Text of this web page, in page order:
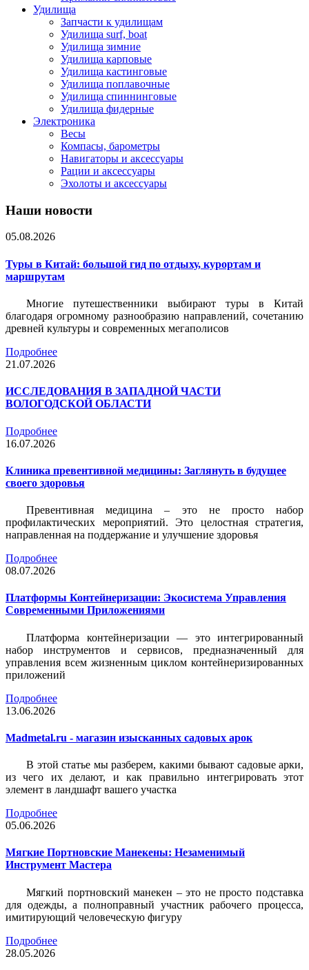
Удилища
Запчасти к удилищам
Удилища surf, boat
Удилища зимние
Удилища карповые
Удилища кастинговые
Удилища поплавочные
Удилища спиннинговые
Удилища фидерные
Электроника
Весы
Компасы, барометры
Навигаторы и аксессуары
Рации и аксессуары
Эхолоты и аксессуары
Наши новости
05.08.2026
Туры в Китай: большой гид по отдыху, курортам и
маршрутам
Многие путешественники выбирают туры в Китай
благодаря огромному разнообразию направлений, сочетанию
древней культуры и современных мегаполисов
Подробнее
21.07.2026
ИССЛЕДОВАНИЯ В ЗАПАДНОЙ ЧАСТИ
ВОЛОГОДСКОЙ ОБЛАСТИ
Подробнее
16.07.2026
Клиника превентивной медицины: Заглянуть в будущее
своего здоровья
Превентивная медицина – это не просто набор
профилактических мероприятий. Это целостная стратегия,
направленная на поддержание и улучшение здоровья
Подробнее
08.07.2026
Платформы Контейнеризации: Экосистема Управления
Современными Приложениями
Платформа контейнеризации — это интегрированный
набор инструментов и сервисов, предназначенный для
управления всем жизненным циклом контейнеризированных
приложений
Подробнее
13.06.2026
Madmetal.ru - магазин изысканных садовых арок
В этой статье мы разберем, какими бывают садовые арки,
из чего их делают, и как правильно интегрировать этот
элемент в ландшафт вашего участка
Подробнее
05.06.2026
Мягкие Портновские Манекены: Незаменимый
Инструмент Мастера
Мягкий портновский манекен – это не просто подставка
для одежды, а полноправный участник рабочего процесса,
имитирующий человеческую фигуру
Подробнее
28.05.2026